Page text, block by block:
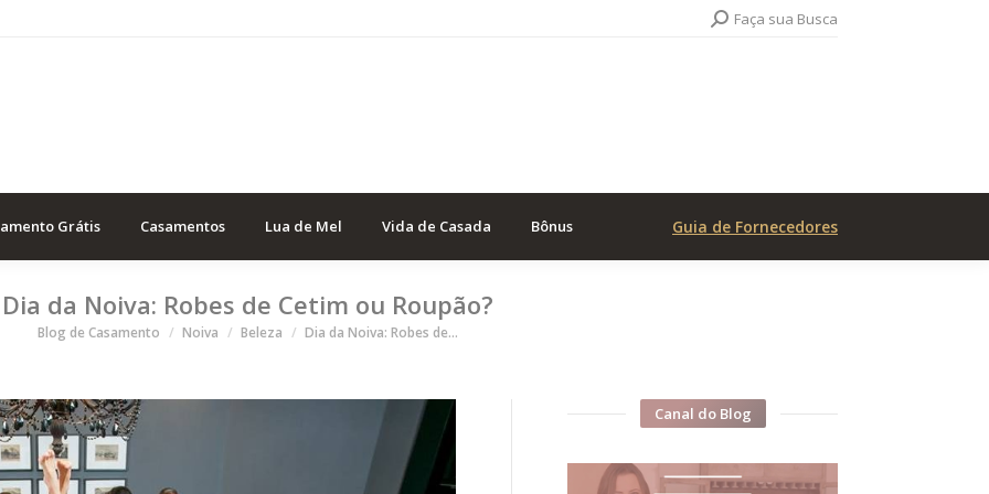
Search:Faça sua Busca
Grátis Casamentos Lua de Mel Vida de Casada Bônus Guia de Fornecedores
Dia da Noiva: Robes de Cetim ou Roupão?
Você está aqui
Blog de Casamento Noiva Beleza Dia da Noiva: Robes de…
Canal do Blog